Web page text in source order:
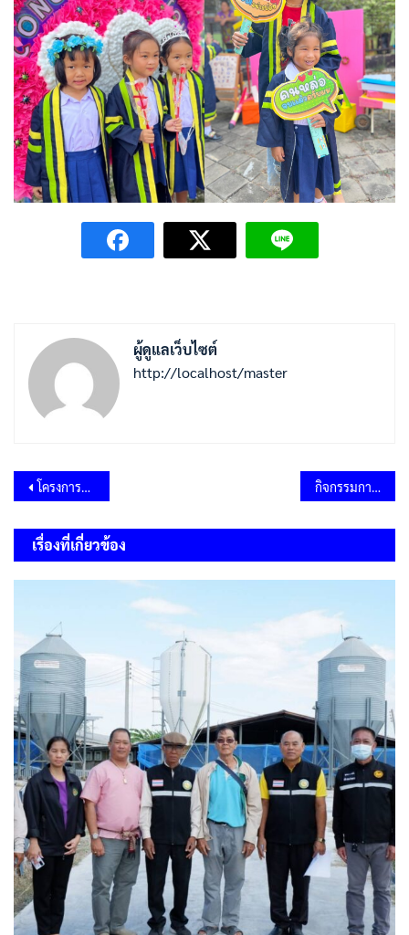
ผู้ดูแลเว็บไซต์
http://localhost/master
แนะแนว
เรื่อง
โครงการจัดงานวันผู้สูงอายุแห่งชาติและประเพณีสงกรานต์ ประจำปี 2566
เรื่องที่เกี่ยวข้อง